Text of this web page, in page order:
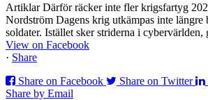
Artiklar Därför räcker inte fler krigsfartyg
Nordström Dagens krig utkämpas inte längre
soldater. Istället sker striderna i
View on Facebook
· Share
Share on Facebook
Share on Twitter
Share by Email